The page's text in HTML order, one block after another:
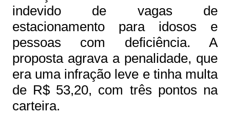
indevido de vagas de
estacionamento para idosos e
pessoas com deficiência. A
proposta agrava a penalidade, que
era uma infração leve e tinha multa
de R$ 53,20, com três pontos na
carteira.